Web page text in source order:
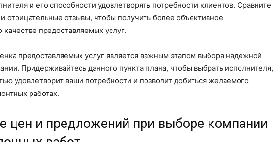
и его способности удовлетворять потребности клиентов. Сравните
отрицательные отзывы, чтобы получить более объективное
качестве предоставляемых услуг.
предоставляемых услуг является важным этапом выбора надежной
Придерживайтесь данного пункта плана, чтобы выбрать исполнителя,
удовлетворит ваши потребности и позволит добиться желаемого
работах.
цен и предложений при выборе компании